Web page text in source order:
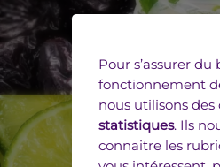
Pour s’assurer du
fonctionnement
nous utilisons des
statistiques. Ils
connaitre les